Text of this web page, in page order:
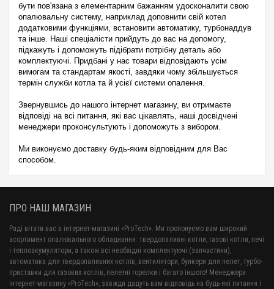
бути пов'язана з елементарним бажанням удосконалити свою
опалювальну систему, наприклад доповнити свій котел
додатковими функціями, встановити автоматику, турбонаддув
та інше. Наші спеціалісти прийдуть до вас на допомогу,
підкажуть і допоможуть підібрати потрібну деталь або
комплектуючі. Придбані у нас товари відповідають усім
вимогам та стандартам якості, завдяки чому збільшується
термін служби котла та й усієї системи опалення.
Звернувшись до нашого інтернет магазину, ви отримаєте
відповіді на всі питання, які вас цікавлять, наші досвідчені
менеджери проконсультують і допоможуть з вибором.
Ми виконуємо доставку будь-яким відповідним для Вас
способом.
ПРО НАШ МАГАЗИН
Раді вітати вас в інтернет-магазині «ProTech». Ми пропонуємо вам широкий
асортимент опалювального обладнання: твердопаливні котли, газові котли, печі
і теплоакумулятори, а також всі необхідні комплектуючі (запчастини),
автоматика для твердопаливних котлів, вентилятори, бункери для пелет, турбо-
приставки для газових котлів, пелетні горелки і багато іншого! Менеджери
інтернет-магазину «ProTech», завжди дадуть вам відповідь на будь-які питання і